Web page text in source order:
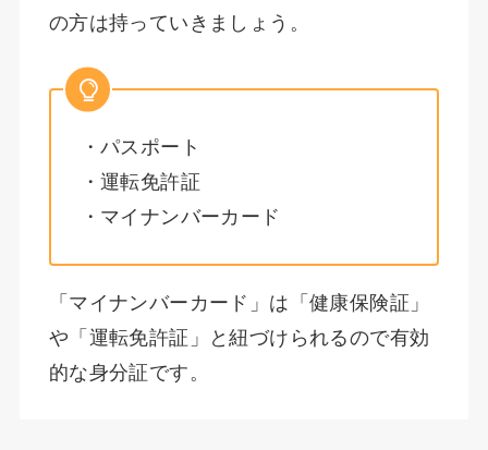
の方は持っていきましょう。
・パスポート
・運転免許証
・マイナンバーカード
「マイナンバーカード」は「健康保険証」
や「運転免許証」と紐づけられるので有効
的な身分証です。